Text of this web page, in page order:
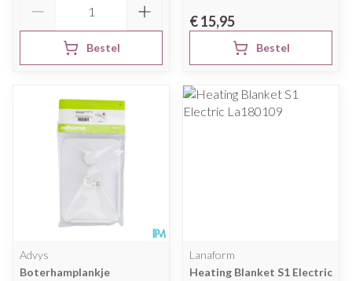
Bestel
€ 15,95
Bestel
Advys
Boterhamplankje
Lanaform
Heating Blanket S1 Electric